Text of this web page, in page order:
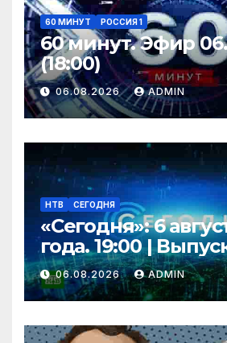
60 МИНУТ РОССИЯ 1
60 минут. Эфир
(18:00)
06.08.2026 ADMIN
НТВ СЕГОДНЯ
«Сегодня»: 6
года. 19:00 |
новостей |
06.08.2026 ADMIN